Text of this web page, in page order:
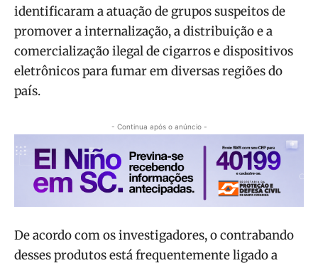
identificaram a atuação de grupos suspeitos de
promover a internalização, a distribuição e a
comercialização ilegal de cigarros e dispositivos
eletrônicos para fumar em diversas regiões do
país.
- Continua após o anúncio -
De acordo com os investigadores, o contrabando
desses produtos está frequentemente ligado a